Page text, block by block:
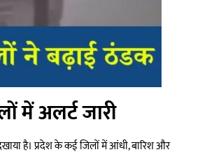
में अलर्ट जारी
है। प्रदेश के कई जिलों में आंधी, बारिश और